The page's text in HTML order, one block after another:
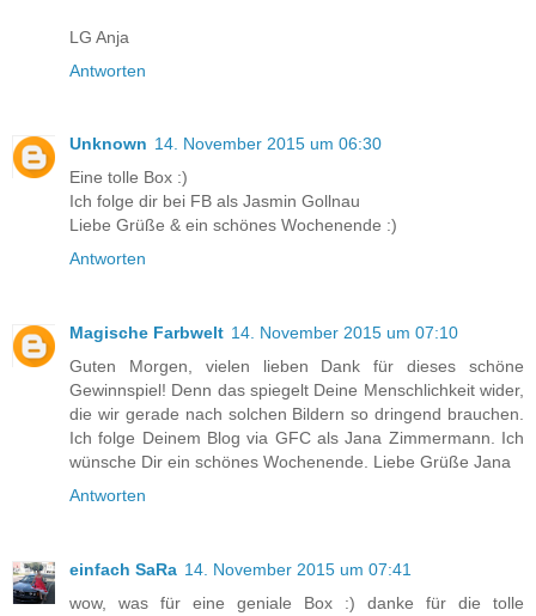
LG Anja
Antworten
Unknown 14. November 2015 um 06:30
Eine tolle Box :)
Ich folge dir bei FB als Jasmin Gollnau
Liebe Grüße & ein schönes Wochenende :)
Antworten
Magische Farbwelt 14. November 2015 um 07:10
Guten Morgen, vielen lieben Dank für dieses schöne
Gewinnspiel! Denn das spiegelt Deine Menschlichkeit wider,
die wir gerade nach solchen Bildern so dringend brauchen.
Ich folge Deinem Blog via GFC als Jana Zimmermann. Ich
wünsche Dir ein schönes Wochenende. Liebe Grüße Jana
Antworten
einfach SaRa 14. November 2015 um 07:41
wow, was für eine geniale Box :) danke für die tolle